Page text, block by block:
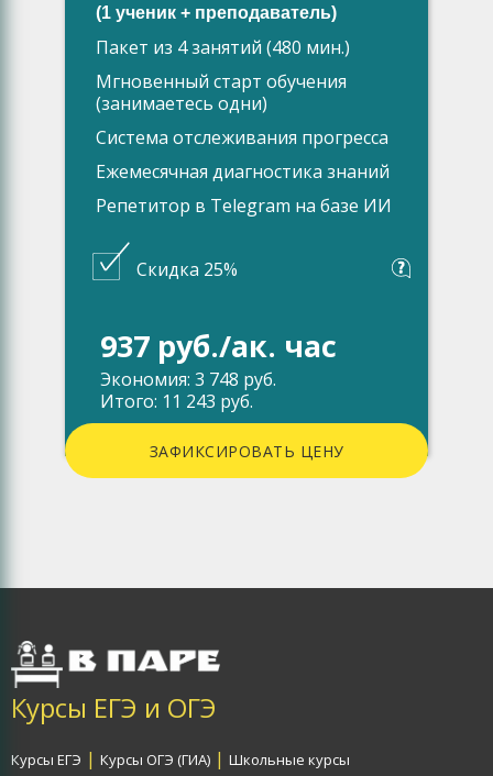
(1 ученик + преподаватель)
Пакет из 4 занятий (480 мин.)
Мгновенный старт обучения
(занимаетесь одни)
Система отслеживания прогресса
Ежемесячная диагностика знаний
Репетитор в Telegram на базе ИИ
Скидка 25%
937 руб./ак. час
Экономия: 3 748 руб.
Итого: 11 243 руб.
ЗАФИКСИРОВАТЬ ЦЕНУ
Курсы ЕГЭ и ОГЭ
Курсы ЕГЭ | Курсы ОГЭ (ГИА) | Школьные курсы